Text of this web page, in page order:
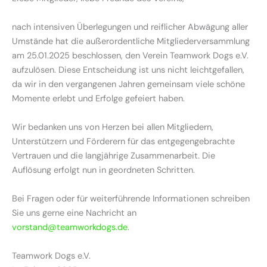
nach intensiven Überlegungen und reiflicher Abwägung aller
Umstände hat die außerordentliche Mitgliederversammlung
am 25.01.2025 beschlossen, den Verein Teamwork Dogs e.V.
aufzulösen. Diese Entscheidung ist uns nicht leichtgefallen,
da wir in den vergangenen Jahren gemeinsam viele schöne
Momente erlebt und Erfolge gefeiert haben.
Wir bedanken uns von Herzen bei allen Mitgliedern,
Unterstützern und Förderern für das entgegengebrachte
Vertrauen und die langjährige Zusammenarbeit. Die
Auflösung erfolgt nun in geordneten Schritten.
Bei Fragen oder für weiterführende Informationen schreiben
Sie uns gerne eine Nachricht an
vorstand@teamworkdogs.de.
Teamwork Dogs e.V.